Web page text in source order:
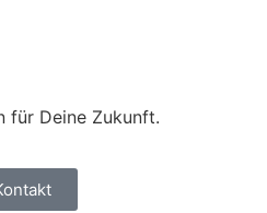
für Deine Zukunft.